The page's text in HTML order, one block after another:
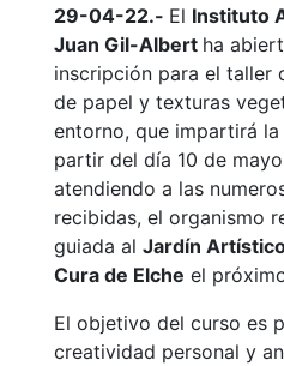
29-04-22.- El Instituto
Juan Gil-Albert ha
inscripción para el taller
de papel y texturas
entorno, que impartirá
partir del día 10 de
atendiendo a las
recibidas, el organismo
guiada al Jardín
Cura de Elche el
El objetivo del curso es
creatividad personal y